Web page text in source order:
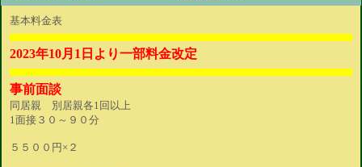
基本料金表
2023年10月1日より一部料金改定
事前面談
同居親 別居親各1回以上
1面接３０～９０分
５５００円×２